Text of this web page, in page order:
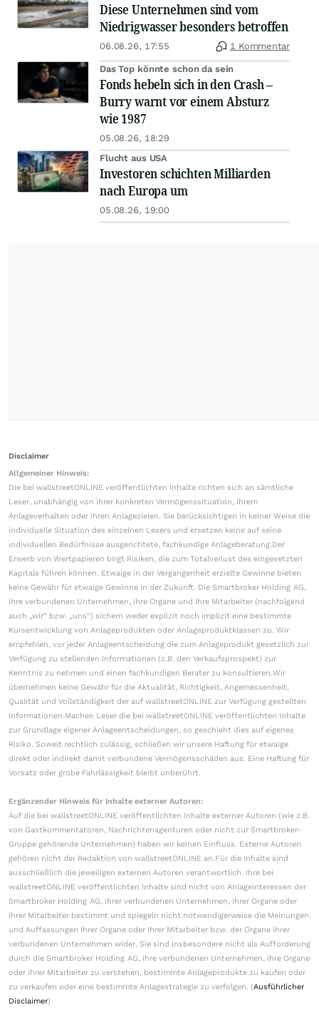
Diese Unternehmen sind vom
Niedrigwasser besonders betroffen
06.08.26, 17:55 1 Kommentar
Das Top könnte schon da sein
Fonds hebeln sich in den Crash –
Burry warnt vor einem Absturz
wie 1987
05.08.26, 18:29
Flucht aus USA
Investoren schichten Milliarden
nach Europa um
05.08.26, 19:00
Disclaimer
Allgemeiner Hinweis:
Die bei wallstreetONLINE veröffentlichten Inhalte richten sich an sämtliche
Leser, unabhängig von ihrer konkreten Vermögenssituation, ihrem
Anlageverhalten oder ihren Anlagezielen. Sie berücksichtigen in keiner Weise die
individuelle Situation des einzelnen Lesers und ersetzen keine auf seine
individuellen Bedürfnisse ausgerichtete, fachkundige Anlageberatung.Der
Erwerb von Wertpapieren birgt Risiken, die zum Totalverlust des eingesetzten
Kapitals führen können. Etwaige in der Vergangenheit erzielte Gewinne bieten
keine Gewähr für etwaige Gewinne in der Zukunft. Die Smartbroker Holding AG,
ihre verbundenen Unternehmen, ihre Organe und ihre Mitarbeiter (nachfolgend
auch „wir“ bzw. „uns“) sichern weder explizit noch implizit eine bestimmte
Kursentwicklung von Anlageprodukten oder Anlageproduktklassen zu. Wir
empfehlen, vor jeder Anlageentscheidung die zum Anlageprodukt gesetzlich zur
Verfügung zu stellenden Informationen (z.B. den Verkaufsprospekt) zur
Kenntnis zu nehmen und einen fachkundigen Berater zu konsultieren.Wir
übernehmen keine Gewähr für die Aktualität, Richtigkeit, Angemessenheit,
Qualität und Vollständigkeit der auf wallstreetONLINE zur Verfügung gestellten
Informationen.Machen Leser die bei wallstreetONLINE veröffentlichten Inhalte
zur Grundlage eigener Anlageentscheidungen, so geschieht dies auf eigenes
Risiko. Soweit rechtlich zulässig, schließen wir unsere Haftung für etwaige
direkt oder indirekt damit verbundene Vermögensschäden aus. Eine Haftung für
Vorsatz oder grobe Fahrlässigkeit bleibt unberührt.
Ergänzender Hinweis für Inhalte externer Autoren:
Auf die bei wallstreetONLINE veröffentlichten Inhalte externer Autoren (wie z.B.
von Gastkommentatoren, Nachrichtenagenturen oder nicht zur Smartbroker-
Gruppe gehörende Unternehmen) haben wir keinen Einfluss. Externe Autoren
gehören nicht der Redaktion von wallstreetONLINE an.Für die Inhalte sind
ausschließlich die jeweiligen externen Autoren verantwortlich. Ihre bei
wallstreetONLINE veröffentlichten Inhalte sind nicht von Anlageinteressen der
Smartbroker Holding AG, ihrer verbundenen Unternehmen, ihrer Organe oder
ihrer Mitarbeiter bestimmt und spiegeln nicht notwendigerweise die Meinungen
und Auffassungen ihrer Organe oder ihrer Mitarbeiter bzw. der Organe ihrer
verbundenen Unternehmen wider. Sie sind insbesondere nicht als Aufforderung
durch die Smartbroker Holding AG, ihre verbundenen Unternehmen, ihre Organe
oder ihrer Mitarbeiter zu verstehen, bestimmte Anlageprodukte zu kaufen oder
zu verkaufen oder eine bestimmte Anlagestrategie zu verfolgen. (Ausführlicher
Disclaimer)